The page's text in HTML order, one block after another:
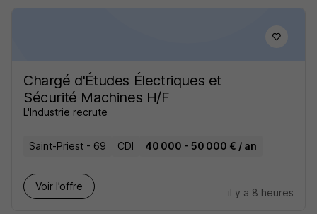
Chargé d'Études Électriques et
Sécurité Machines H/F
L'Industrie recrute
Saint-Priest - 69 CDI 40 000 - 50 000 € / an
Voir l’offre
il y a 8 heures